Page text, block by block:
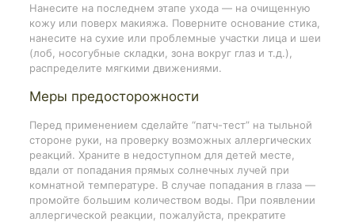
Нанесите на последнем этапе ухода — на очищенную
кожу или поверх макияжа. Поверните основание стика,
нанесите на сухие или проблемные участки лица и шеи
(лоб, носогубные складки, зона вокруг глаз и т.д.),
распределите мягкими движениями.
Меры предосторожности
Перед применением сделайте “патч-тест” на тыльной
стороне руки, на проверку возможных аллергических
реакций. Храните в недоступном для детей месте,
вдали от попадания прямых солнечных лучей при
комнатной температуре. В случае попадания в глаза —
промойте большим количеством воды. При появлении
аллергической реакции, пожалуйста, прекратите